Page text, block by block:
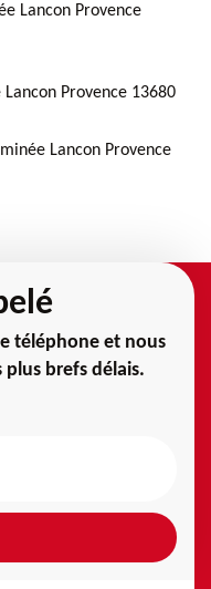
Lancon Provence
Provence 13680
Lancon Provence
téléphone et nous
brefs délais.